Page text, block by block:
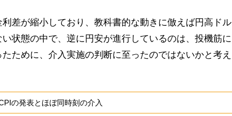
差が縮小しており、教科書的な動きに倣えば円高ドル
状態の中で、逆に円安が進行しているのは、投機筋に
ために、介入実施の判断に至ったのではないかと考え
の発表とほぼ同時刻の介入